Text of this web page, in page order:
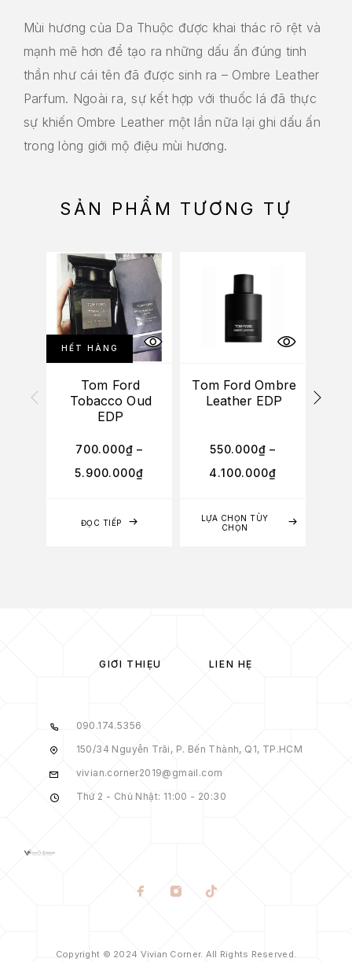
Mùi hương của Da Thuộc được khai thác rõ rệt và
mạnh mẽ hơn để tạo ra những dấu ấn đúng tinh
thần như cái tên đã được sinh ra – Ombre Leather
Parfum. Ngoài ra, sự kết hợp với thuốc lá đã thực
sự khiến Ombre Leather một lần nữa lại ghi dấu ấn
trong lòng giới mộ điệu mùi hương.
SẢN PHẨM TƯƠNG TỰ
HẾT HÀNG
ĐỌC TIẾP
Tom Ford
Tobacco Oud
EDP
700.000₫ –
5.900.000₫
LỰA CHỌN TÙY
CHỌN
Tom Ford Ombre
Leather EDP
550.000₫ –
4.100.000₫
GIỚI THIỆU LIÊN HỆ
090.174.5356
150/34 Nguyễn Trãi, P. Bến Thành, Q1, TP.HCM
vivian.corner2019@gmail.com
Thứ 2 - Chủ Nhật: 11:00 - 20:30
Copyright © 2024 Vivian Corner. All Rights Reserved.